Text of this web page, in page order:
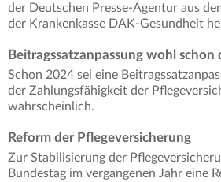
der Deutschen Presse-Agentur aus
der Krankenkasse DAK-Gesundheit
Beitragssatzanpassung wohl schon
Schon 2024 sei eine
der Zahlungsfähigkeit der
wahrscheinlich.
Reform der Pflegeversicherung
Zur Stabilisierung der
Bundestag im vergangenen Jahr eine